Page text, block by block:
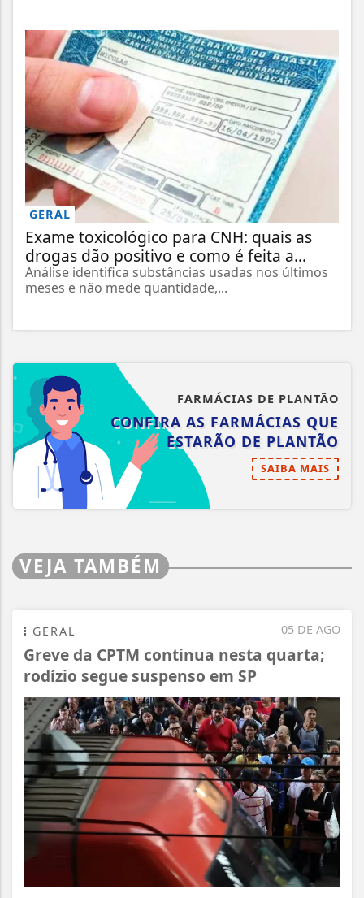
GERAL
Exame toxicológico para CNH: quais as
drogas dão positivo e como é feita a...
Análise identifica substâncias usadas nos últimos
meses e não mede quantidade,...
FARMÁCIAS DE PLANTÃO
CONFIRA AS FARMÁCIAS QUE
ESTARÃO DE PLANTÃO
SAIBA MAIS
VEJA TAMBÉM
05 DE AGO
GERAL
Greve da CPTM continua nesta quarta;
rodízio segue suspenso em SP